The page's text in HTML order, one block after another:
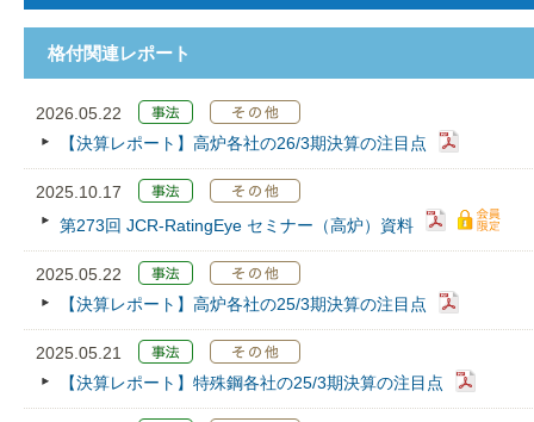
格付関連レポート
2026.05.22
【決算レポート】高炉各社の26/3期決算の注目点
2025.10.17
第273回 JCR‐RatingEye セミナー（高炉）資料
2025.05.22
【決算レポート】高炉各社の25/3期決算の注目点
2025.05.21
【決算レポート】特殊鋼各社の25/3期決算の注目点